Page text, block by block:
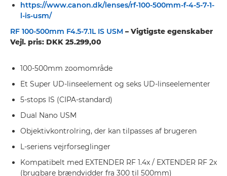
https://www.canon.dk/lenses/rf-100-500mm-f-4-5-7-1-
l-is-usm/
RF 100-500mm F4.5-7.1L IS USM – Vigtigste egenskaber
Vejl. pris: DKK 25.299,00
100-500mm zoomområde
Et Super UD-linseelement og seks UD-linseelementer
5-stops IS (CIPA-standard)
Dual Nano USM
Objektivkontrolring, der kan tilpasses af brugeren
L-seriens vejrforseglinger
Kompatibelt med EXTENDER RF 1.4x / EXTENDER RF 2x
(brugbare brændvidder fra 300 til 500mm)